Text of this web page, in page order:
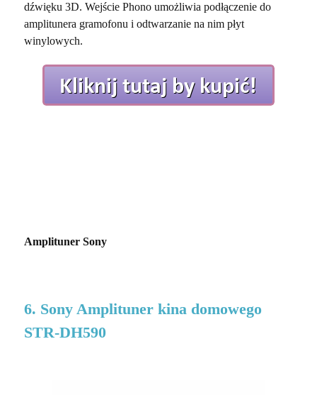
dźwięku 3D. Wejście Phono umożliwia podłączenie do
amplitunera gramofonu i odtwarzanie na nim płyt
winylowych.
Amplituner Sony
6. Sony Amplituner kina domowego
STR-DH590